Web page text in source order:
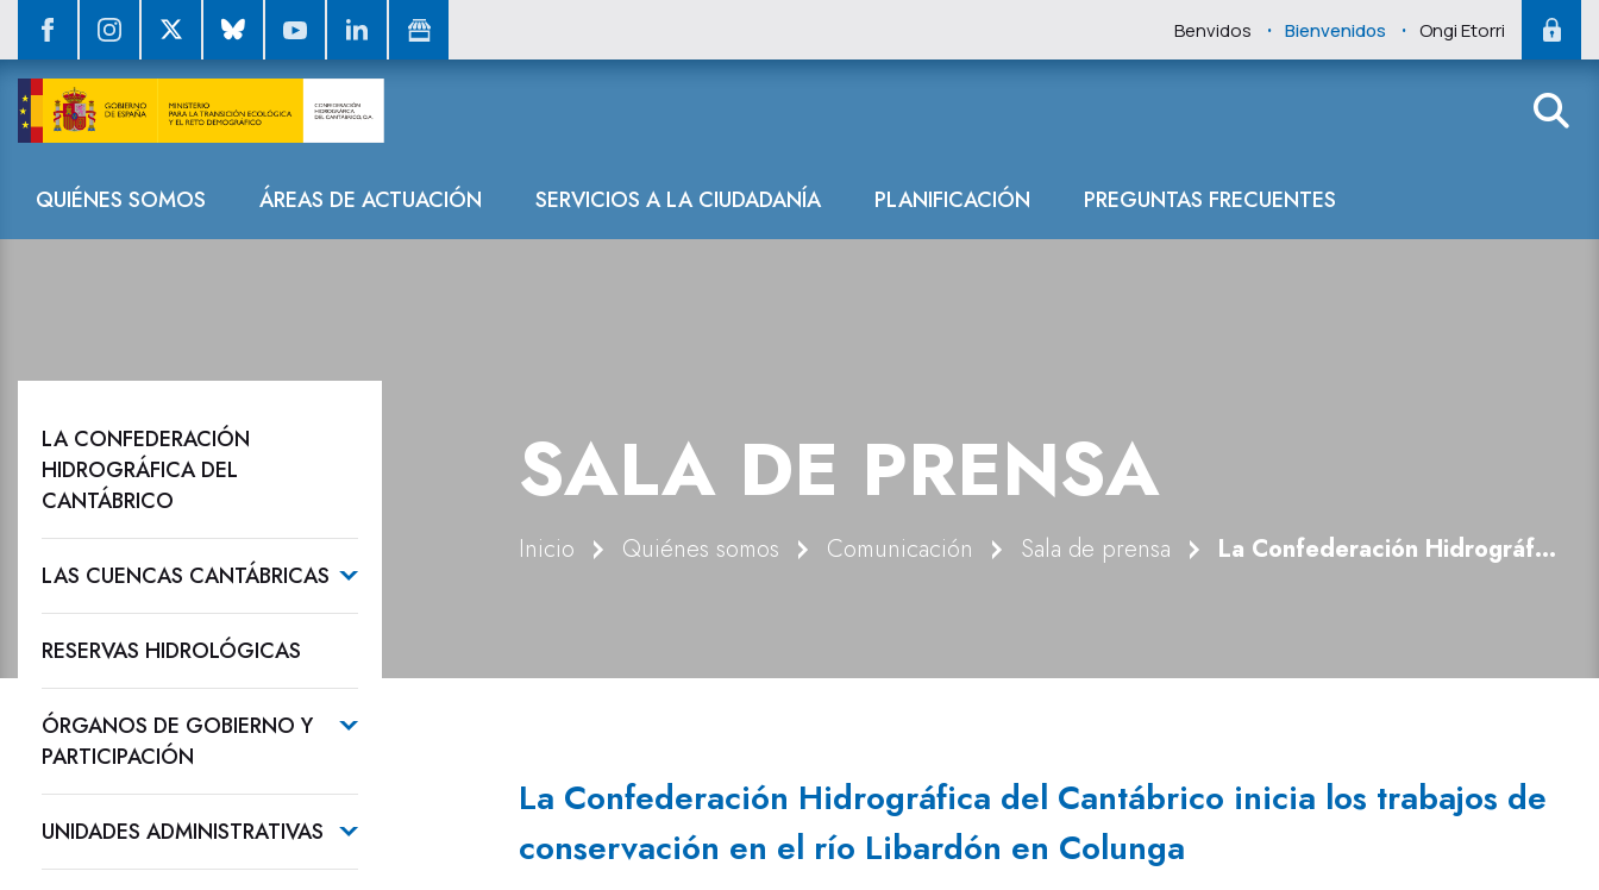
Benvidos . Bienvenidos . Ongi Etorri
Navegación
QUIÉNES SOMOS ÁREAS DE ACTUACIÓN SERVICIOS A LA CIUDADANÍA PLANIFICACIÓN PREGUNTAS FRECUENTES
La Confederación Hidrográfica del
SALA DE PRENSA
Inicio Quiénes somos Comunicación Sala de prensa La Confederación Hidrográfica del Cantábrico inicia los trabajos de conservación en el río Libardón en Colunga
LA CONFEDERACIÓN
HIDROGRÁFICA DEL
CANTÁBRICO
LAS CUENCAS CANTÁBRICAS
RESERVAS HIDROLÓGICAS
ÓRGANOS DE GOBIERNO Y
PARTICIPACIÓN
UNIDADES ADMINISTRATIVAS
La Confederación Hidrográfica del Cantábrico inicia los trabajos de
conservación en el río Libardón en Colunga